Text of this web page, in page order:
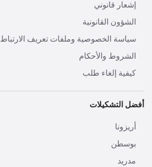
إشعار قانوني
الشؤون القانونية
سياسة الخصوصية وملفات تعريف الارتباط
الشروط والأحكام
كيفية إلغاء طلب
أفضل التشكيلات
أريزونا
بوسطن
مدريد